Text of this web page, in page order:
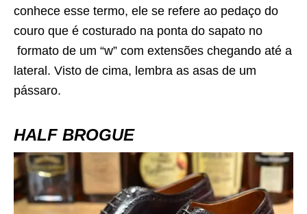
conhece esse termo, ele se refere ao pedaço do
couro que é costurado na ponta do sapato no
formato de um “w” com extensões chegando até a
lateral. Visto de cima, lembra as asas de um
pássaro.
HALF BROGUE